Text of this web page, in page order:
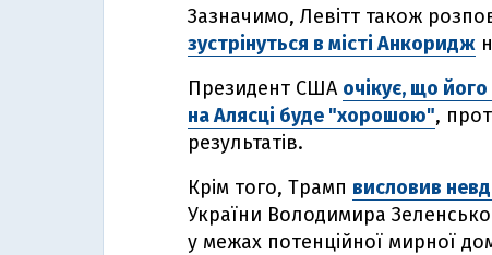
Зазначимо, Левітт також
зустрінуться в місті Анкоридж
Президент США очікує, що
на Алясці буде "хорошою",
результатів.
Крім того, Трамп висловив
України Володимира
у межах потенційної мирної